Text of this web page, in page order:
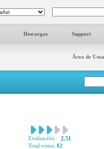
Descargas Support
Área de
Evaluación: 2.51
Total votos: 82